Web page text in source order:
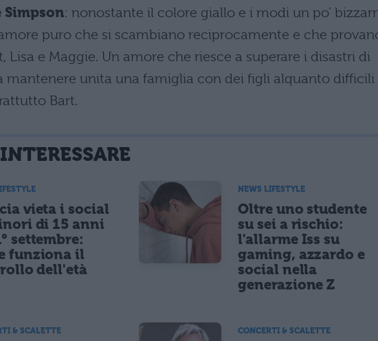
Simpson: nonostante il colore giallo e i modi un po’
puro che si scambiano reciprocamente e che
Lisa e Maggie. Un amore che riesce a superare i disastri di
mantenere unita una famiglia con dei figli alquanto difficili
Bart.
vieta i social
di 15 anni
settembre:
funziona il
dell'età
NEWS LIFESTYLE
Oltre uno studente
su sei a rischio:
l'allarme Iss su
gaming, azzardo e
social nella
generazione Z
& SCALETTE CONCERTI & SCALETTE